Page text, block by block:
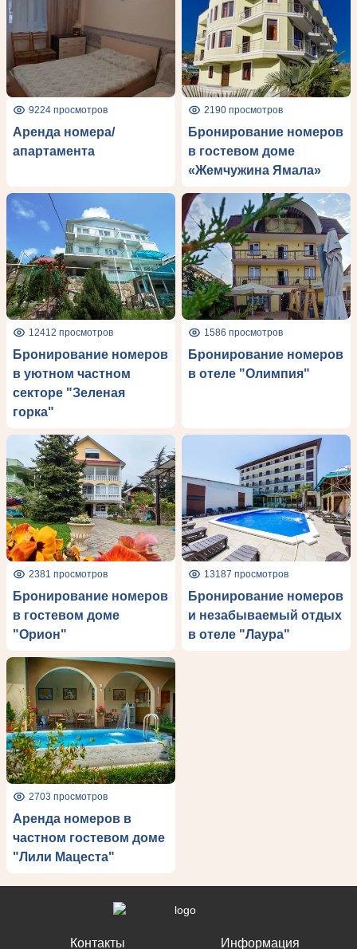
9224 просмотров
Аренда номера/
апартамента
2190 просмотров
Бронирование номеров
в гостевом доме
«Жемчужина Ямала»
12412 просмотров
Бронирование номеров
в уютном частном
секторе "Зеленая
горка"
1586 просмотров
Бронирование номеров
в отеле "Олимпия"
2381 просмотров
Бронирование номеров
в гостевом доме
"Орион"
13187 просмотров
Бронирование номеров
и незабываемый отдых
в отеле "Лаура"
2703 просмотров
Аренда номеров в
частном гостевом доме
"Лили Мацеста"
Контакты Информация